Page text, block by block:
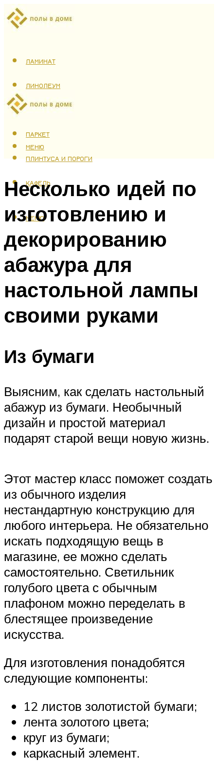
ЛАМИНАТ
ЛИНОЛЕУМ
ТЕПЛЫЙ ПОЛ
ПАРКЕТ
ПЛИНТУСА И ПОРОГИ
КАФЕЛЬ
МЕНЮ
МЕНЮ
Несколько идей по
изготовлению и
декорированию
абажура для
настольной лампы
своими руками
Из бумаги
Выясним, как сделать настольный
абажур из бумаги. Необычный
дизайн и простой материал
подарят старой вещи новую жизнь.
Этот мастер класс поможет создать
из обычного изделия
нестандартную конструкцию для
любого интерьера. Не обязательно
искать подходящую вещь в
магазине, ее можно сделать
самостоятельно. Светильник
голубого цвета с обычным
плафоном можно переделать в
блестящее произведение
искусства.
Для изготовления понадобятся
следующие компоненты:
12 листов золотистой бумаги;
лента золотого цвета;
круг из бумаги;
каркасный элемент.